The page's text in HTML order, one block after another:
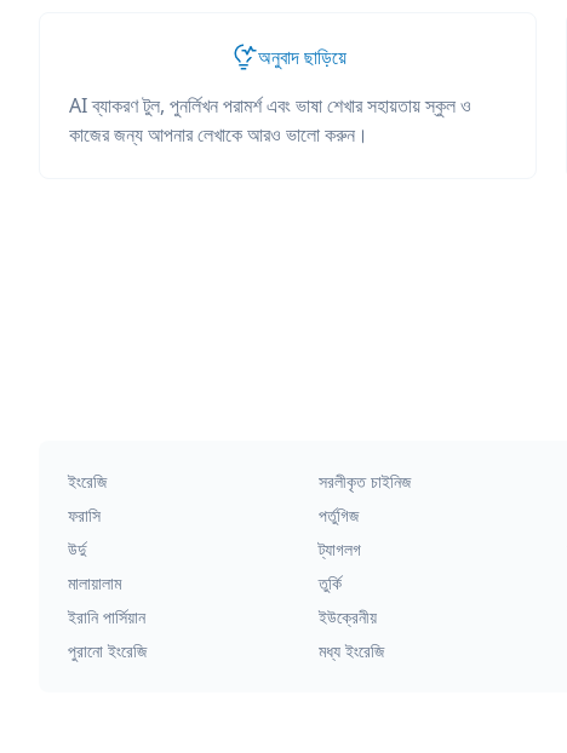
অনুবাদ ছাড়িয়ে
AI ব্যাকরণ টুল, পুনর্লিখন পরামর্শ এবং ভাষা শেখার সহায়তায় স্কুল ও
কাজের জন্য আপনার লেখাকে আরও ভালো করুন।
ইংরেজি সরলীকৃত চাইনিজ
ফরাসি
পর্তুগিজ
উর্দু
ট্যাগলগ
মালায়ালাম
তুর্কি
ইরানি পার্সিয়ান
ইউক্রেনীয়
পুরানো ইংরেজি
মধ্য ইংরেজি